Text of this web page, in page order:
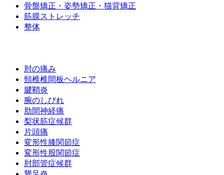
骨盤矯正・姿勢矯正・猫背矯正
筋膜ストレッチ
整体
肘の痛み
頸椎椎間板ヘルニア
腱鞘炎
腕のしびれ
肋間神経痛
梨状筋症候群
片頭痛
変形性膝関節症
変形性股関節症
肘部管症候群